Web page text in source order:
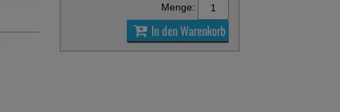
Menge:
In den Warenkorb